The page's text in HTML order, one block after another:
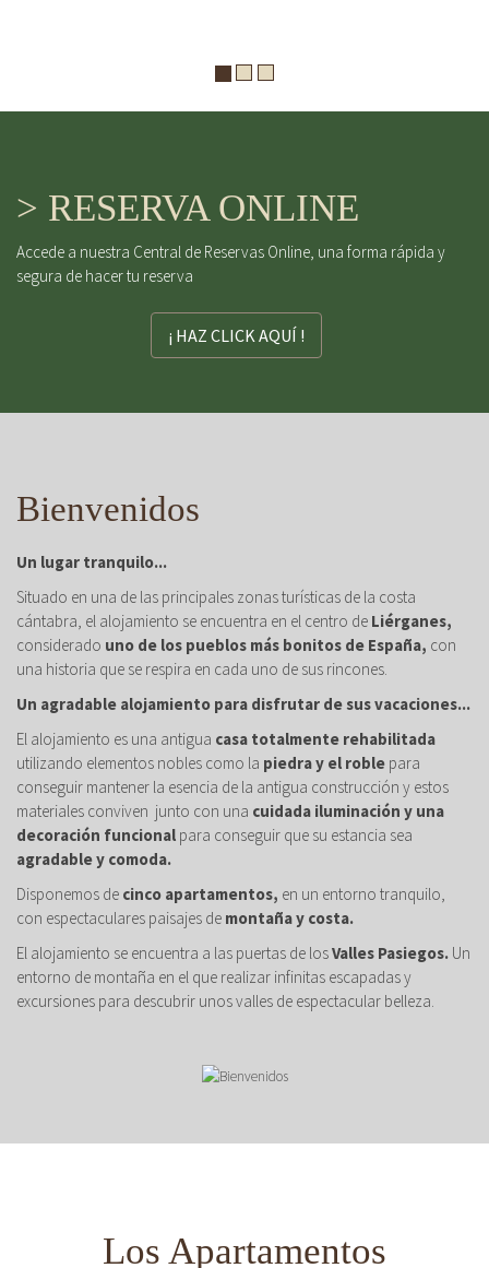
> RESERVA ONLINE
Accede a nuestra Central de Reservas Online, una forma rápida y
segura de hacer tu reserva
¡ HAZ CLICK AQUÍ !
Bienvenidos
Un lugar tranquilo...
Situado en una de las principales zonas turísticas de la costa
cántabra, el alojamiento se encuentra en el centro de Liérganes,
considerado uno de los pueblos más bonitos de España, con
una historia que se respira en cada uno de sus rincones.
Un agradable alojamiento para disfrutar de sus vacaciones...
El alojamiento es una antigua casa totalmente rehabilitada
utilizando elementos nobles como la piedra y el roble para
conseguir mantener la esencia de la antigua construcción y estos
materiales conviven junto con una cuidada iluminación y una
decoración funcional para conseguir que su estancia sea
agradable y comoda.
Disponemos de cinco apartamentos, en un entorno tranquilo,
con espectaculares paisajes de montaña y costa.
El alojamiento se encuentra a las puertas de losValles Pasiegos. Un
entorno de montaña en el que realizar infinitas escapadas y
excursiones para descubrir unos valles de espectacular belleza.
Los Apartamentos